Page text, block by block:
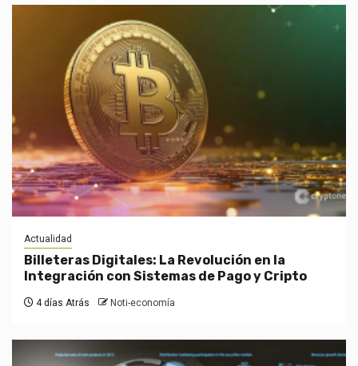
Actualidad
Billeteras Digitales: La Revolución en la
Integración con Sistemas de Pago y Cripto
4 días Atrás Noti-economía